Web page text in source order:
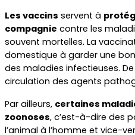
Les vaccins servent à
compagnie contre les
souvent mortelles. La
domestique à garder une
des maladies infectieuses.
circulation des agents
Par ailleurs, certaines
zoonoses, c’est-à-dire des
l’animal à l’homme et vice-